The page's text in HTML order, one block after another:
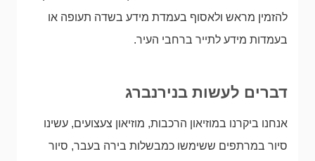
להזמין מראש ולאסוף בעמדת מידע בשדה תעופה או
בעמדות מידע לתייר ברחבי העיר.
דברים לעשות בנירנברג
אנחנו ביקרנו במוזיאון הרכבות, מוזיאון צעצועים, עשינו
סיור במרתפים ששימשו כמבשלות בירה בעבר, סיור